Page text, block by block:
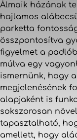
Álmaik házának
hajlamos
parketta
összpontosítva
figyelmet a
múlva egy
ismernünk, hogy
megjelenésének
alapjaként is
sokszorosan
tapasztalható,
amellett, hogy